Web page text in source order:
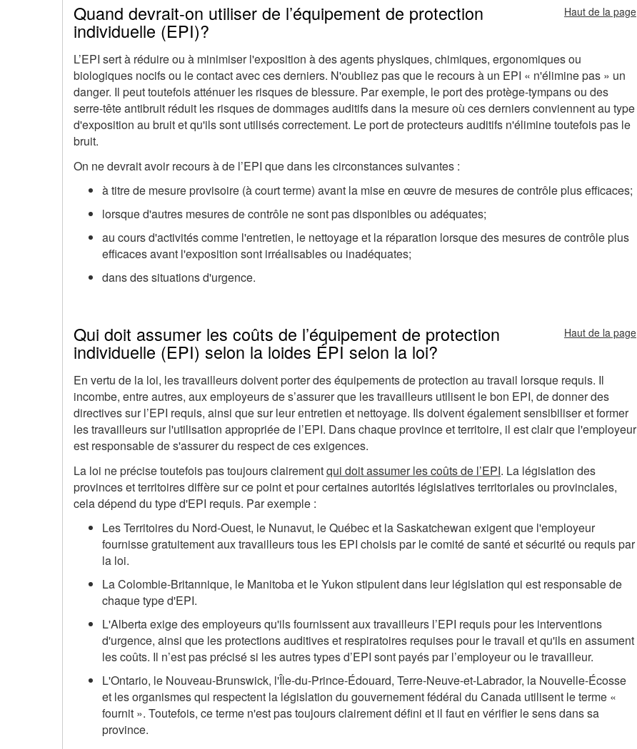
Quand devrait-on utiliser de l’équipement de protection
individuelle (EPI)?
Haut de la page
L’EPI sert à réduire ou à minimiser l'exposition à des agents physiques, chimiques, ergonomiques ou
biologiques nocifs ou le contact avec ces derniers. N'oubliez pas que le recours à un EPI « n'élimine pas » un
danger. Il peut toutefois atténuer les risques de blessure. Par exemple, le port des protège-tympans ou des
serre-tête antibruit réduit les risques de dommages auditifs dans la mesure où ces derniers conviennent au type
d'exposition au bruit et qu'ils sont utilisés correctement. Le port de protecteurs auditifs n'élimine toutefois pas le
bruit.
On ne devrait avoir recours à de l’EPI que dans les circonstances suivantes :
à titre de mesure provisoire (à court terme) avant la mise en œuvre de mesures de contrôle plus efficaces;
lorsque d'autres mesures de contrôle ne sont pas disponibles ou adéquates;
au cours d'activités comme l'entretien, le nettoyage et la réparation lorsque des mesures de contrôle plus
efficaces avant l'exposition sont irréalisables ou inadéquates;
dans des situations d'urgence.
Qui doit assumer les coûts de l’équipement de protection
individuelle (EPI) selon la loides ÉPI selon la loi?
Haut de la page
En vertu de la loi, les travailleurs doivent porter des équipements de protection au travail lorsque requis. Il
incombe, entre autres, aux employeurs de s’assurer que les travailleurs utilisent le bon EPI, de donner des
directives sur l’EPI requis, ainsi que sur leur entretien et nettoyage. Ils doivent également sensibiliser et former
les travailleurs sur l'utilisation appropriée de l’EPI. Dans chaque province et territoire, il est clair que l'employeur
est responsable de s'assurer du respect de ces exigences.
La loi ne précise toutefois pas toujours clairementqui doit assumer les coûts de l’EPI. La législation des
provinces et territoires diffère sur ce point et pour certaines autorités législatives territoriales ou provinciales,
cela dépend du type d'EPI requis. Par exemple :
Les Territoires du Nord-Ouest, le Nunavut, le Québec et la Saskatchewan exigent que l'employeur
fournisse gratuitement aux travailleurs tous les EPI choisis par le comité de santé et sécurité ou requis par
la loi.
La Colombie-Britannique, le Manitoba et le Yukon stipulent dans leur législation qui est responsable de
chaque type d'EPI.
L'Alberta exige des employeurs qu'ils fournissent aux travailleurs l’EPI requis pour les interventions
d'urgence, ainsi que les protections auditives et respiratoires requises pour le travail et qu'ils en assument
les coûts. Il n’est pas précisé si les autres types d’EPI sont payés par l’employeur ou le travailleur.
L'Ontario, le Nouveau-Brunswick, l'Île-du-Prince-Édouard, Terre-Neuve-et-Labrador, la Nouvelle-Écosse
et les organismes qui respectent la législation du gouvernement fédéral du Canada utilisent le terme «
fournit ». Toutefois, ce terme n'est pas toujours clairement défini et il faut en vérifier le sens dans sa
province.